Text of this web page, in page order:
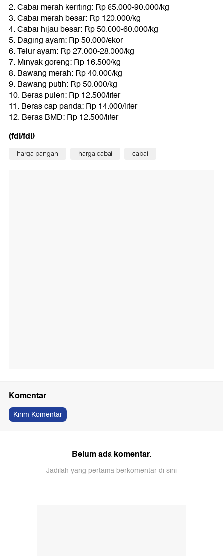
2. Cabai merah keriting: Rp 85.000-90.000/kg
3. Cabai merah besar: Rp 120.000/kg
4. Cabai hijau besar: Rp 50.000-60.000/kg
5. Daging ayam: Rp 50.000/ekor
6. Telur ayam: Rp 27.000-28.000/kg
7. Minyak goreng: Rp 16.500/kg
8. Bawang merah: Rp 40.000/kg
9. Bawang putih: Rp 50.000/kg
10. Beras pulen: Rp 12.500/liter
11. Beras cap panda: Rp 14.000/liter
12. Beras BMD: Rp 12.500/liter
(fdl/fdl)
harga pangan harga cabai cabai
Komentar
Kirim Komentar
Belum ada komentar.
Jadilah yang pertama berkomentar di sini